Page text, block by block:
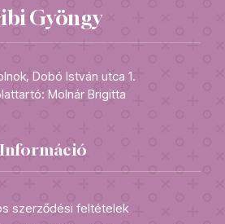
Gyöngy
Dobó István utca 1.
Molnár Brigitta
Információ
szerződési feltételek